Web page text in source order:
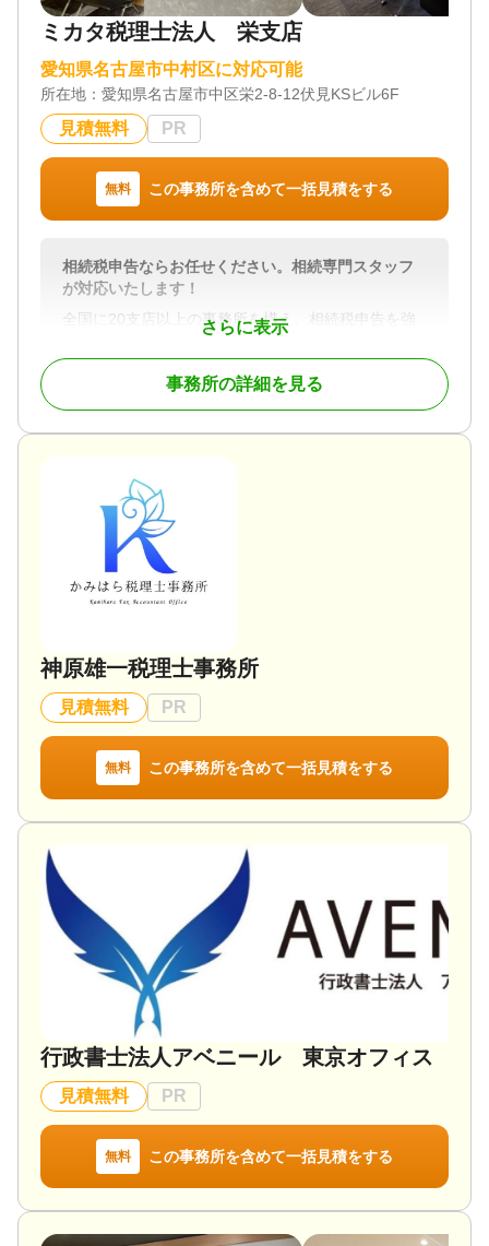
対応業務
き / 戸籍収集 / 相続人調査
電話相談可 / 女性スタッフ対応可 / 土日相談可 / 初回
相談無料 / 18時以降相談可 / オンライン面談可 / 事務
所面談可
ミカタ税理士法人 栄支店
愛知県名古屋市中村区に対応可能
所在地： 愛知県名古屋市中区栄2-8-12伏見KSビル6F
見積無料 PR
無料 この事務所を含めて一括見積をする
さらに表示
相続税申告ならお任せください。相続専門スタッフ
が対応いたします！
全国に20支店以上の事務所を構え、相続税申告を強
みとしている税理士法人です。相続税に関するご質
問は何なりとお申し付けください。相続専門スタッ
フが親切丁寧に対応させていただきます。元税務署
職員であった税理士（国税OB）も多数在籍しており
税務調査対策も万全です。
愛知県全域
遺言書 / 相続税申告 / 相続手続き
対応体制
電話相談可 / 訪問可 / 女性スタッフ対応可 / 土日相談
可 / 事務所面談可
事務所の詳細を見る
神原雄一税理士事務所
見積無料 PR
無料 この事務所を含めて一括見積をする
行政書士法人アベニール 東京オフィス
見積無料 PR
無料 この事務所を含めて一括見積をする